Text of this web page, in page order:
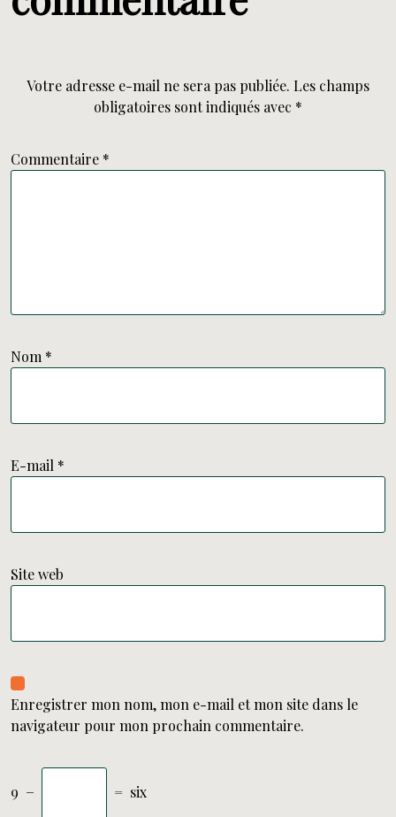
Votre adresse e-mail ne sera pas publiée. Les champs
obligatoires sont indiqués avec *
Commentaire *
Nom *
E-mail *
Site web
Enregistrer mon nom, mon e-mail et mon site dans le
navigateur pour mon prochain commentaire.
9 − = six